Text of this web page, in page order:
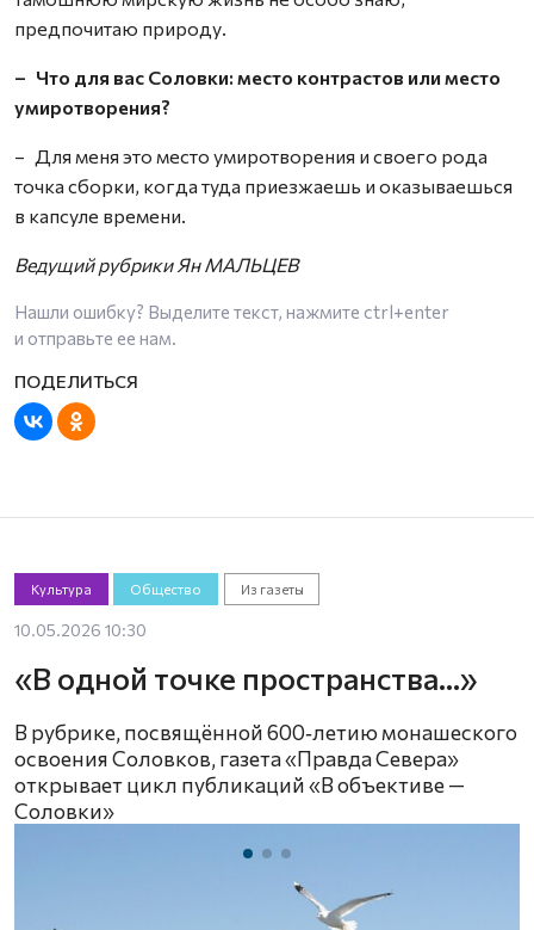
предпочитаю природу.
– Что для вас Соловки: место контрастов или место
умиротворения?
– Для меня это место умиротворения и своего рода
точка сборки, когда туда приезжаешь и оказываешься
в капсуле времени.
Ведущий рубрики Ян МАЛЬЦЕВ
Нашли ошибку? Выделите текст, нажмите ctrl+enter
и отправьте ее нам.
Культура Общество Из газеты
10.05.2026 10:30
«В одной точке пространства…»
В рубрике, посвящённой 600‑летию монашеского
освоения Соловков, газета «Правда Севера»
открывает цикл публикаций «В объективе —
Соловки»